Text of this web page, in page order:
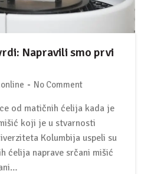
Napravili smo prvi
- No Comment
od matičnih ćelija kada je
koji je u stvarnosti
Kolumbija uspeli su
ćelija naprave srčani mišić